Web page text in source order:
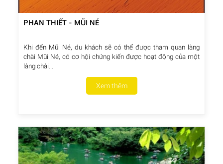
PHAN THIẾT - MŨI NÉ
Khi đến Mũi Né, du khách sẽ có thể được tham quan làng
chài Mũi Né, có cơ hội chứng kiến được hoạt động của một
làng chài...
Xem thêm